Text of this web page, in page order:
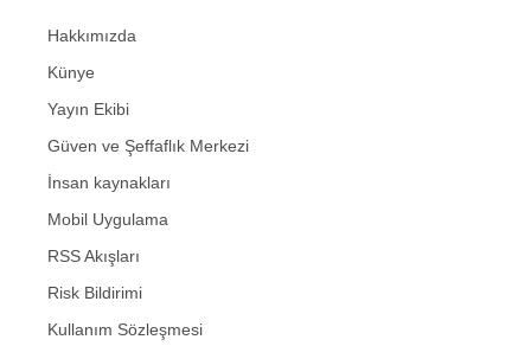
Hakkımızda
Künye
Yayın Ekibi
Güven ve Şeffaflık Merkezi
İnsan kaynakları
Mobil Uygulama
RSS Akışları
Risk Bildirimi
Kullanım Sözleşmesi